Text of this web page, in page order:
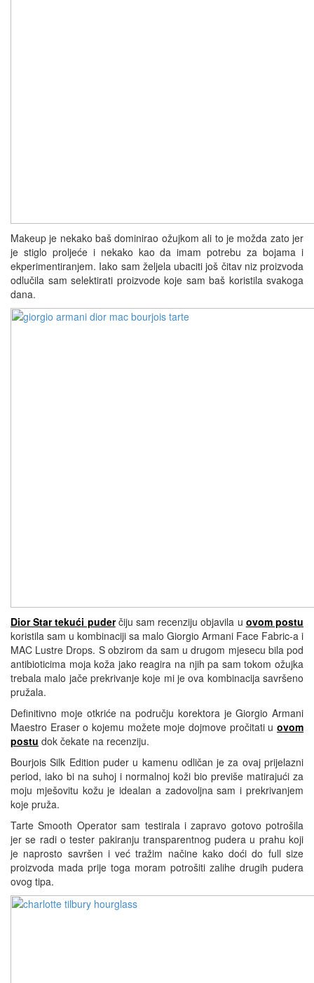
Makeup je nekako baš dominirao ožujkom ali to je možda zato jer
je stiglo proljeće i nekako kao da imam potrebu za bojama i
ekperimentiranjem. Iako sam željela ubaciti još čitav niz proizvoda
odlučila sam selektirati proizvode koje sam baš koristila svakoga
dana.
Dior Star tekući puderčiju sam recenziju objavila u ovom postu
koristila sam u kombinaciji sa malo Giorgio Armani Face Fabric-a i
MAC Lustre Drops. S obzirom da sam u drugom mjesecu bila pod
antibioticima moja koža jako reagira na njih pa sam tokom ožujka
trebala malo jače prekrivanje koje mi je ova kombinacija savršeno
pružala.
Definitivno moje otkriće na području korektora je Giorgio Armani
Maestro Eraser o kojemu možete moje dojmove pročitati u ovom
postu dok čekate na recenziju.
Bourjois Silk Edition puder u kamenu odličan je za ovaj prijelazni
period, iako bi na suhoj i normalnoj koži bio previše matirajući za
moju mješovitu kožu je idealan a zadovoljna sam i prekrivanjem
koje pruža.
Tarte Smooth Operator sam testirala i zapravo gotovo potrošila
jer se radi o tester pakiranju transparentnog pudera u prahu koji
je naprosto savršen i već tražim načine kako doći do full size
proizvoda mada prije toga moram potrošiti zalihe drugih pudera
ovog tipa.